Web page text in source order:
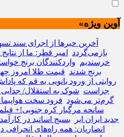
آوین ویژه»
آخرین خبرها از اجرای سند
بازمی‌گردد
امیر قطر: ما از
خرسندیم واردکنندگان برنج
برنج شدند قیمت طلا امروز
روایتی از ورود بانویی به قم که
جزاست شوک به استقلال/
گرم‌تر می‌شود فرود سخت
سانحه مرگبار کره جنوبی!+
جدید ایران ایر
بسیج اساتید در
انصاریان: همه راه‌های